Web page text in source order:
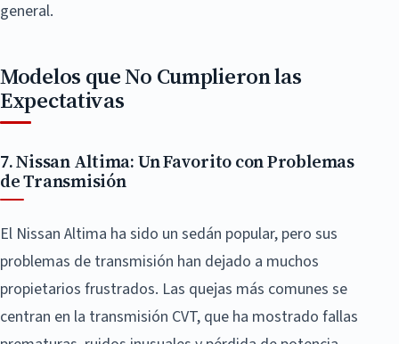
general.
Modelos que No Cumplieron las
Expectativas
7. Nissan Altima: Un Favorito con Problemas
de Transmisión
El Nissan Altima ha sido un sedán popular, pero sus
problemas de transmisión han dejado a muchos
propietarios frustrados. Las quejas más comunes se
centran en la transmisión CVT, que ha mostrado fallas